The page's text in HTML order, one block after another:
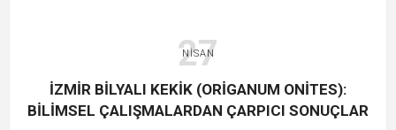
27
NISAN
İZMIR BILYALI KEKIK (ORIGANUM ONITES):
BILIMSEL ÇALIŞMALARDAN ÇARPICI SONUÇLAR